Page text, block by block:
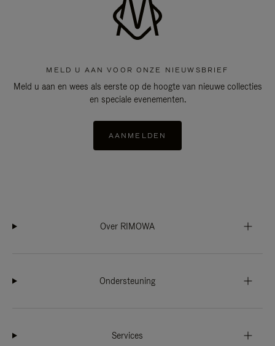
MELD U AAN VOOR ONZE NIEUWSBRIEF
Meld u aan en wees als eerste op de hoogte van nieuwe collecties
en speciale evenementen.
AANMELDEN
Over RIMOWA
Ondersteuning
Services